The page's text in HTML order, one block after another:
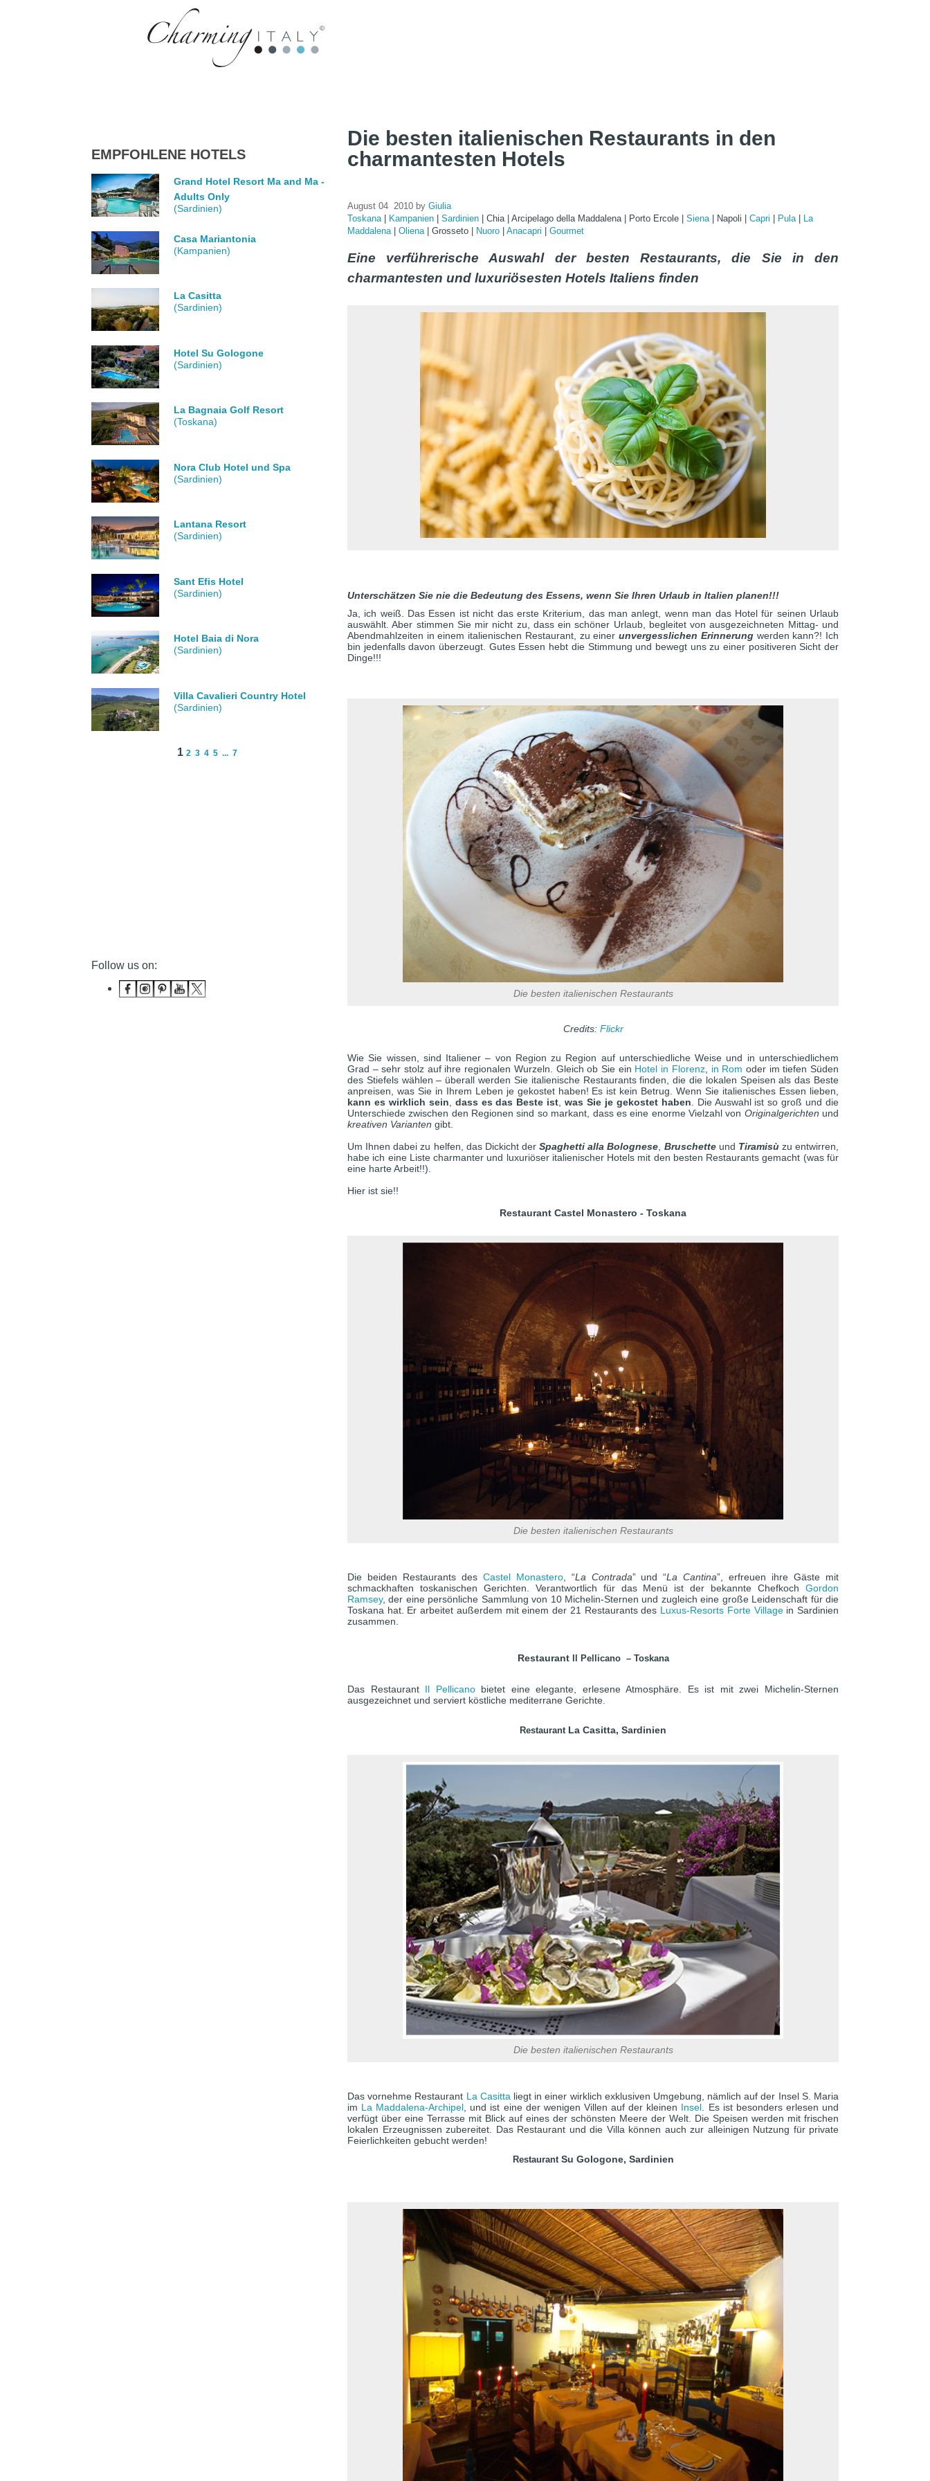
Die besten italienischen Restaurants in den
charmantesten Hotels
August 04 2010 by Giulia
Toskana
Kampanien Sardinien Chia Arcipelago della Maddalena Porto Ercole Siena Napoli Capri Pula
La
Maddalena
Oliena Grosseto Nuoro Anacapri Gourmet
Eine verführerische Auswahl der besten Restaurants, die Sie in den
charmantesten und luxuriösesten Hotels Italiens finden
Unterschätzen Sie nie die Bedeutung des Essens, wenn Sie Ihren Urlaub in Italien planen!!!
Ja, ich weiß. Das Essen ist nicht das erste Kriterium, das man anlegt, wenn man das Hotel für seinen Urlaub
auswählt. Aber stimmen Sie mir nicht zu, dass ein schöner Urlaub, begleitet von ausgezeichneten Mittag- und
Abendmahlzeiten in einem italienischen Restaurant, zu einerunvergesslichen Erinnerungwerden kann?! Ich
bin jedenfalls davon überzeugt. Gutes Essen hebt die Stimmung und bewegt uns zu einer positiveren Sicht der
Dinge!!!
Die besten italienischen Restaurants
Credits: Flickr
Wie Sie wissen, sind Italiener – von Region zu Region auf unterschiedliche Weise und in unterschiedlichem
Grad – sehr stolz auf ihre regionalen Wurzeln. Gleich ob Sie ein Hotel in Florenz, in Rom oder im tiefen Süden
des Stiefels wählen – überall werden Sie italienische Restaurants finden, die die lokalen Speisen als das Beste
anpreisen, was Sie in Ihrem Leben je gekostet haben! Es ist kein Betrug. Wenn Sie italienisches Essen lieben,
kann es wirklich sein
dass es das Beste ist ,was Sie je gekostet haben . Die Auswahl ist so groß und die
Unterschiede zwischen den Regionen sind so markant, dass es eine enorme Vielzahl von Originalgerichten und
kreativen Varianten gibt.
Um Ihnen dabei zu helfen, das Dickicht derSpaghetti alla Bolognese Bruschette und Tiramisù zu entwirren,
habe ich eine Liste charmanter und luxuriöser italienischer Hotels mit den besten Restaurants gemacht (was für
eine harte Arbeit!!).
Hier ist sie!!
Restaurant Castel Monastero - Toskana
Die besten italienischen Restaurants
Die beiden Restaurants des Castel Monastero, “La Contrada” und “La Cantina”, erfreuen ihre Gäste mit
schmackhaften toskanischen Gerichten. Verantwortlich für das Menü ist der bekannte Chefkoch Gordon
Ramsey, der eine persönliche Sammlung von 10 Michelin-Sternen und zugleich eine große Leidenschaft für die
Toskana hat. Er arbeitet außerdem mit einem der 21 Restaurants des Luxus-Resorts Forte Villagein Sardinien
zusammen.
Restaurant Il Pellicano – Toskana
Das Restaurant Il Pellicanobietet eine elegante, erlesene Atmosphäre. Es ist mit zwei Michelin-Sternen
ausgezeichnet und serviert köstliche mediterrane Gerichte.
Restaurant La Casitta, Sardinien
Die besten italienischen Restaurants
Das vornehme Restaurant La Casitta liegt in einer wirklich exklusiven Umgebung, nämlich auf der Insel S. Maria
im La Maddalena-Archipel , und ist eine der wenigen Villen auf der kleinen Insel . Es ist besonders erlesen und
verfügt über eine Terrasse mit Blick auf eines der schönsten Meere der Welt. Die Speisen werden mit frischen
lokalen Erzeugnissen zubereitet. Das Restaurant und die Villa können auch zur alleinigen Nutzung für private
Feierlichkeiten gebucht werden!
RestaurantSu Gologone, Sardinien
EMPFOHLENE HOTELS
Grand Hotel Resort Ma and Ma -
Adults Only
(Sardinien)
Casa Mariantonia
(Kampanien)
La Casitta
(Sardinien)
Hotel Su Gologone
(Sardinien)
La Bagnaia Golf Resort
(Toskana)
Nora Club Hotel und Spa
(Sardinien)
Lantana Resort
(Sardinien)
Sant Efis Hotel
(Sardinien)
Hotel Baia di Nora
(Sardinien)
Villa Cavalieri Country Hotel
(Sardinien)
12 3 4 5 ... 7
Follow us on: